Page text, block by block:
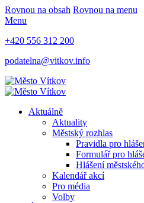
Rovnou na obsah Rovnou na menu
Menu
+420 556 312 200
podatelna@vitkov.info
Aktuálně
Aktuality
Městský rozhlas
Pravidla pro
Formulář pro
Hlášení
Kalendář akcí
Pro média
Volby